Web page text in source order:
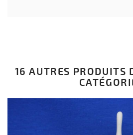
16 AUTRES PRODUITS